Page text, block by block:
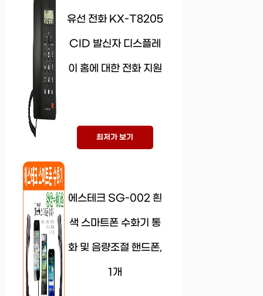
유선 전화 KX-T8205
CID 발신자 디스플레
이 홈에 대한 전화 지원
최저가 보기
에스테크 SG-002 흰
색 스마트폰 수화기 통
화 및 음량조절 핸드폰,
1개